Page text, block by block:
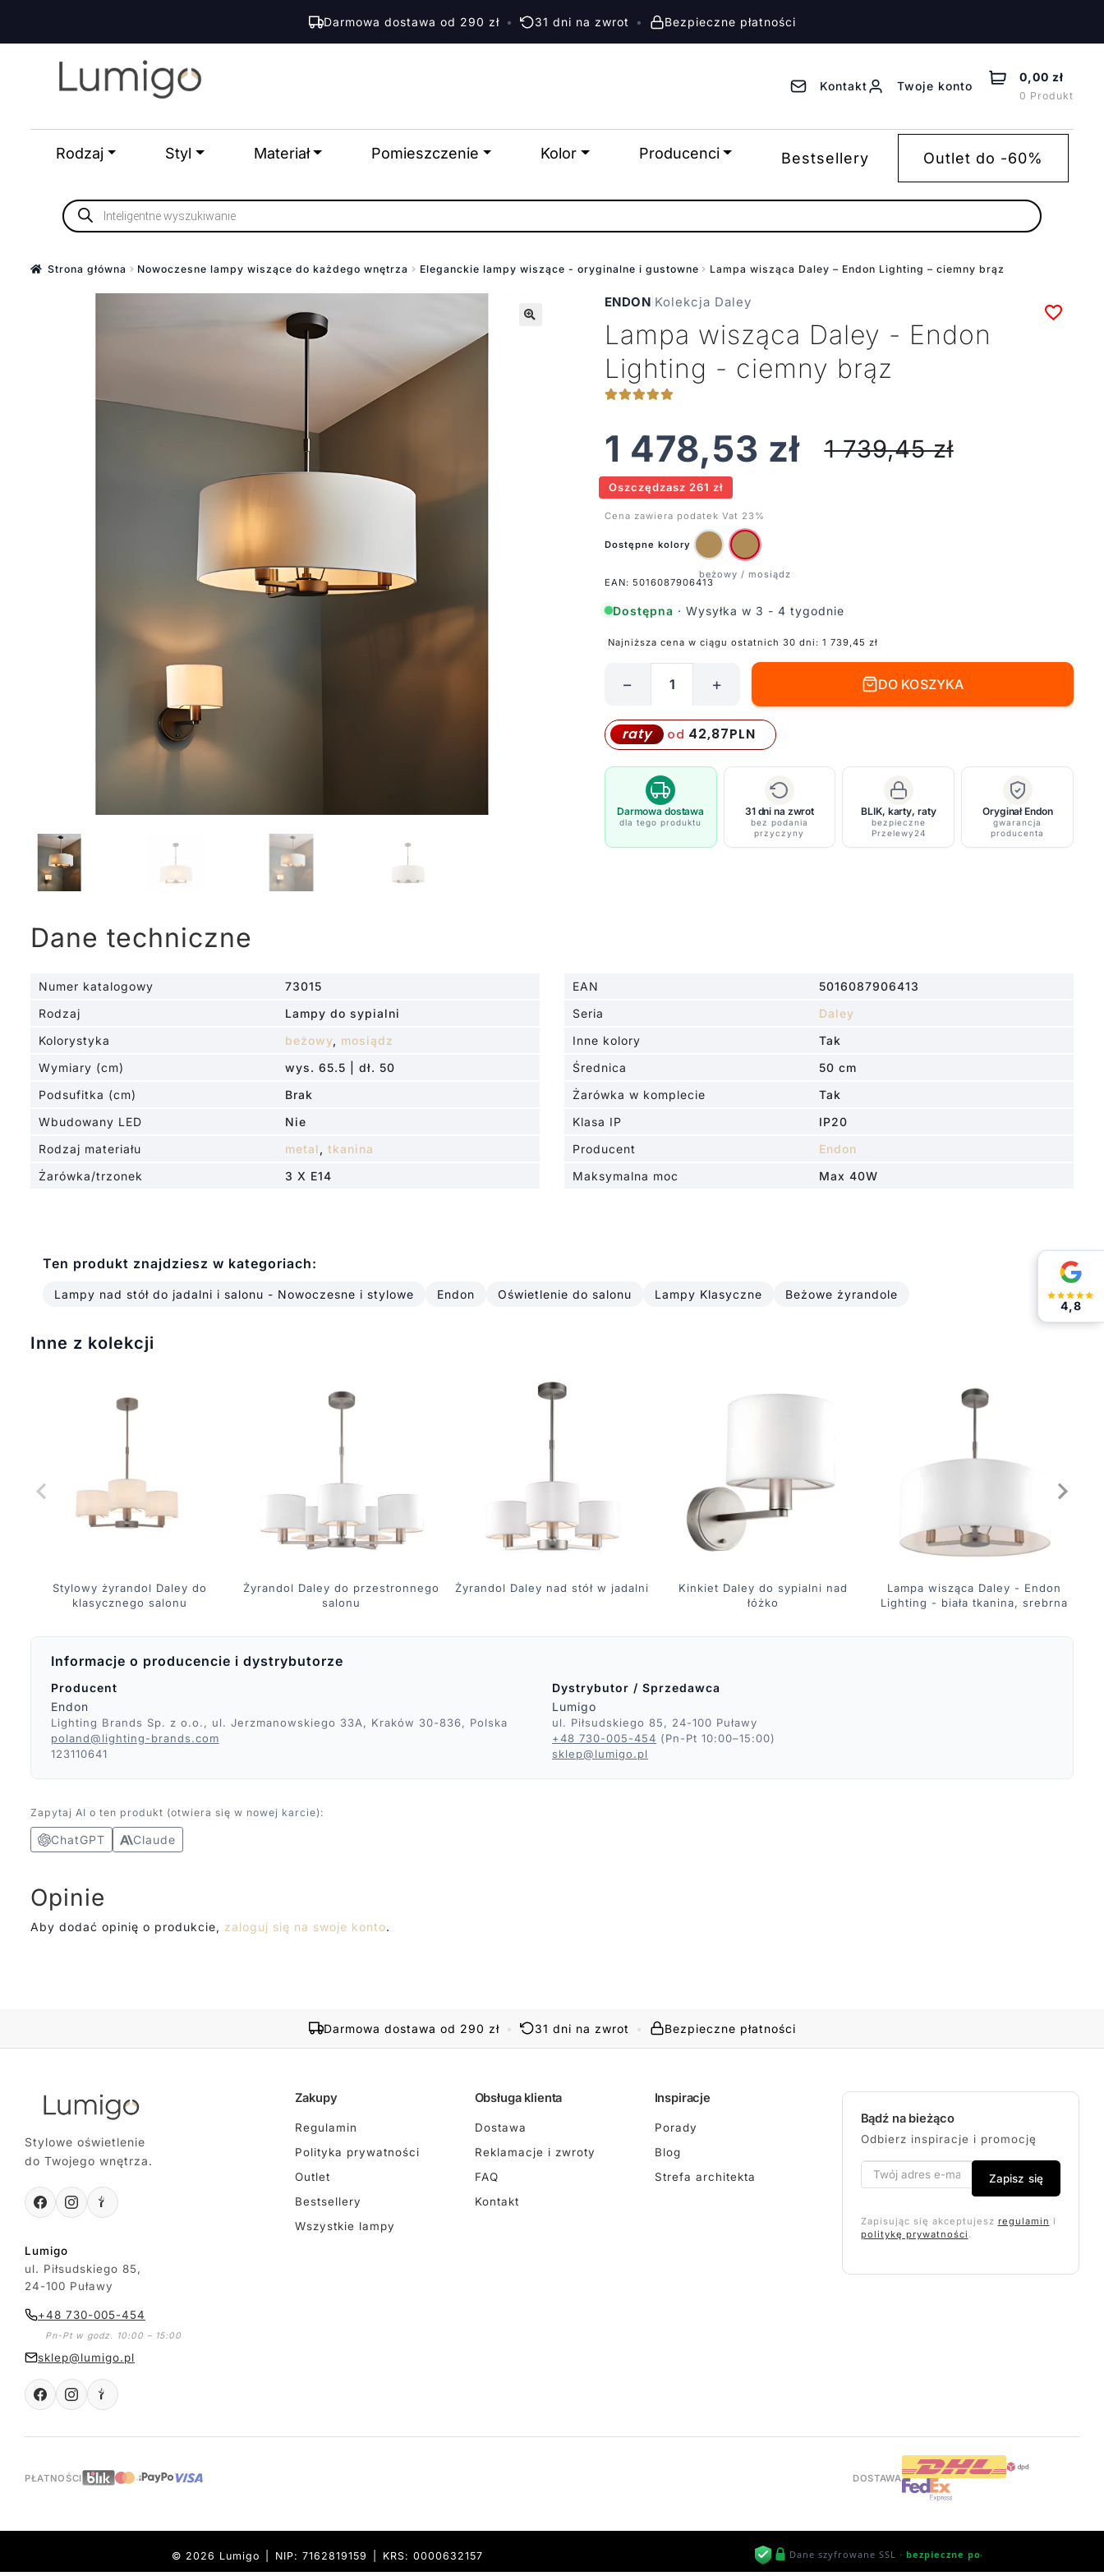
Darmowa dostawa od 290 zł • 31 dni na zwrot • Bezpieczne płatności
Przejdź
nawigacji
Przejdź
treści
Kontakt Twoje konto
Rodzaj Styl Materiał Pomieszczenie Kolor Producenci Bestsellery Outlet do -60%
0,00 zł
0 Produkt
Wyszukiwarka
produktów
Strona główna Nowoczesne lampy wiszące do każdego wnętrza Eleganckie lampy wiszące - oryginalne i gustowne Lampa wisząca Daley – Endon Lighting – ciemny brąz
ENDON Kolekcja Daley
Lampa wisząca Daley - Endon
Lighting - ciemny brąz
1 478,53 zł 1 739,45zł
Oszczędzasz 261 zł
Cena zawiera podatek Vat 23%
Dostępne kolory
EAN: 5016087906413
Dostępna · Wysyłka w 3 - 4 tygodnie
Najniższa cena w ciągu ostatnich 30 dni: 1 739,45 zł
wisząca
Daley
-
Endon
Lighting
ciemny
− + DO KOSZYKA
raty od 42,87PLN
Darmowa dostawa
dla tego produktu
31 dni na zwrot
bez podania
przyczyny
BLIK, karty, raty
bezpieczne
Przelewy24
Oryginał Endon
gwarancja
producenta
Dane techniczne
Numer katalogowy 73015 EAN
5016087906413
Rodzaj
Lampy do sypialni Seria
Daley
Kolorystyka
beżowy, mosiądz Inne kolory
Tak
Wymiary (cm)
wys. 65.5 | dł. 50 Średnica
50 cm
Podsufitka (cm)
Brak Żarówka w komplecie
Tak
Wbudowany LED
Nie Klasa IP
IP20
Rodzaj materiału
metal , tkanina Producent
Endon
Żarówka/trzonek
3 X E14 Maksymalna moc Max 40W
Ten produkt znajdziesz w kategoriach:
Lampy nad stół do jadalni i salonu - Nowoczesne i stylowe Endon Oświetlenie do salonu Lampy Klasyczne Beżowe żyrandole
Inne z kolekcji
Stylowy żyrandol Daley do
klasycznego salonu
Żyrandol Daley do przestronnego
salonu
Żyrandol Daley nad stół w jadalni
Kinkiet Daley do sypialni nad
łóżko
Lampa wisząca Daley - Endon
Lighting - biała tkanina, srebrna
Informacje o producencie i dystrybutorze
Producent
Endon
Lighting Brands Sp. z o.o., ul. Jerzmanowskiego 33A, Kraków 30-836, Polska
poland@lighting-brands.com
123110641
Dystrybutor / Sprzedawca
Lumigo
ul. Piłsudskiego 85, 24-100 Puławy
+48 730-005-454 (Pn-Pt 10:00–15:00)
sklep@lumigo.pl
Zapytaj AI o ten produkt (otwiera się w nowej karcie):
ChatGPT Claude
Opinie
Aby dodać opinię o produkcie, zaloguj się na swoje konto.
Darmowa dostawa od 290 zł • 31 dni na zwrot • Bezpieczne płatności
Stylowe oświetlenie
do Twojego wnętrza.
Lumigo
ul. Piłsudskiego 85,
24-100 Puławy
+48 730-005-454
Pn-Pt w godz. 10:00 – 15:00
sklep@lumigo.pl
Zakupy
Regulamin
Polityka prywatności
Outlet
Bestsellery
Wszystkie lampy
Obsługa klienta
Dostawa
Reklamacje i zwroty
FAQ
Kontakt
Inspiracje
Porady
Blog
Strefa architekta
Bądź na bieżąco
Odbierz inspiracje i promocję
Zapisz się
Zapisując się akceptujesz regulamin i
politykę prywatności .
PŁATNOŚCI DOSTAWA
© 2026 Lumigo | NIP: 7162819159 | KRS: 0000632157 Dane szyfrowane SSL · bezpieczne połączenie
4,8